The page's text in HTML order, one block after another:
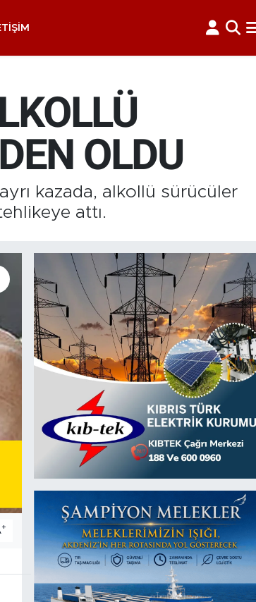
OLDU
kazada, alkollü sürücüler
attı.
+